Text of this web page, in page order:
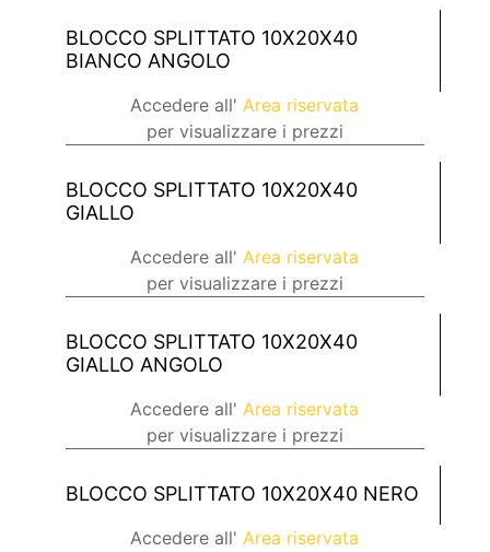
BLOCCO SPLITTATO 10X20X40
BIANCO ANGOLO
Accedere all'Area riservata
per visualizzare i prezzi
BLOCCO SPLITTATO 10X20X40
GIALLO
Accedere all'Area riservata
per visualizzare i prezzi
BLOCCO SPLITTATO 10X20X40
GIALLO ANGOLO
Accedere all'Area riservata
per visualizzare i prezzi
BLOCCO SPLITTATO 10X20X40 NERO
Accedere all'Area riservata